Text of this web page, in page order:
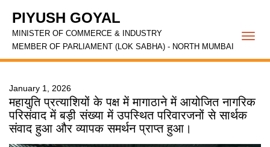
PIYUSH GOYAL
MINISTER OF COMMERCE & INDUSTRY
MEMBER OF PARLIAMENT (LOK SABHA) - NORTH MUMBAI
January 1, 2026
महायुति प्रत्याशियों के पक्ष में मागाठाने में आयोजित नागरिक
परिसंवाद में बड़ी संख्या में उपस्थित परिवारजनों से सार्थक
संवाद हुआ और व्यापक समर्थन प्राप्त हुआ।